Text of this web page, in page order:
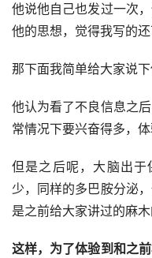
他说他自己也发过一次
他的思想，觉得我写的还
那下面我简单给大家说下
他认为看了不良信息之
常情况下要兴奋得多，体
但是之后呢，大脑出
少，同样的多巴胺分泌
是之前给大家讲过的麻木
这样，为了体验到和之